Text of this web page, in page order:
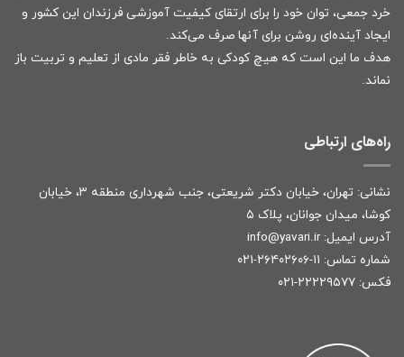
خرد جمعی، توان خود را برای ارتقای کیفیت آموزشی فرزندان این کشور و
ایجاد آینده‌ای روشن برای آنها صرف می‌کند.
هدف ما این است که هیچ کودکی به خاطر فقر مادی از تعلیم و تربیت باز
نماند.
راه‌های ارتباطی
نشانی: تهران، خیابان دکتر شریعتی، جنب شهرداری منطقه ۳، خیابان
کوشا، میدان جوانان، پلاک ۵
آدرس ایمیل: info@yavari.ir
شماره تماس: ۱۱-۲۶۴۰۲۶۰۶-۰۲۱
فکس: ۲۲۲۲۹۵۷۷-۰۲۱